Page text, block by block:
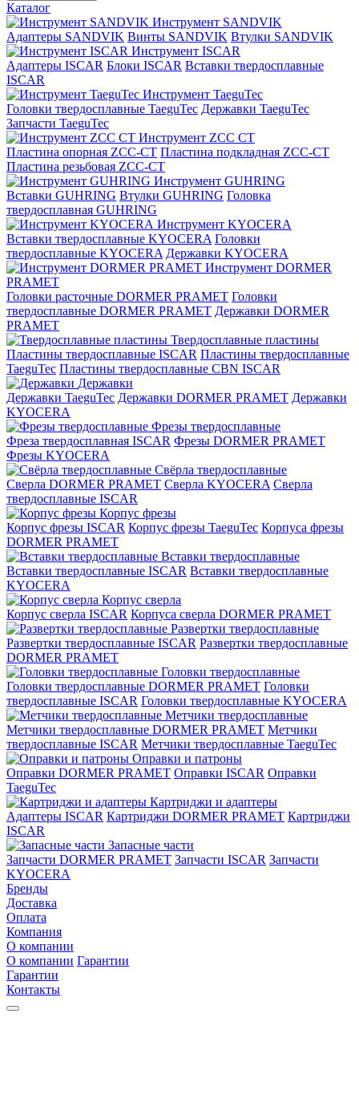
Каталог
Инструмент SANDVIK
Адаптеры SANDVIK Винты SANDVIK Втулки SANDVIK
Инструмент ISCAR
Адаптеры ISCAR Блоки ISCAR Вставки твердосплавные
ISCAR
Инструмент TaeguTec
Головки твердосплавные TaeguTec Державки TaeguTec
Запчасти TaeguTec
Инструмент ZCС CT
Пластина опорная ZCC-CT Пластина подкладная ZCC-CT
Пластина резьбовая ZCC-CT
Инструмент GUHRING
Вставки GUHRING Втулки GUHRING Головка
твердосплавная GUHRING
Инструмент KYOCERA
Вставки твердосплавные KYOCERA Головки
твердосплавные KYOCERA Державки KYOCERA
Инструмент DORMER
PRAMET
Головки расточные DORMER PRAMET Головки
твердосплавные DORMER PRAMET Державки DORMER
PRAMET
Твердосплавные пластины
Пластины твердосплавные ISCAR Пластины твердосплавные
TaeguTec Пластины твердосплавные CBN ISCAR
Державки
Державки TaeguTec Державки DORMER PRAMET Державки
KYOCERA
Фрезы твердосплавные
Фреза твердосплавная ISCAR Фрезы DORMER PRAMET
Фрезы KYOCERA
Свёрла твердосплавные
Сверла DORMER PRAMET Сверла KYOCERA Сверла
твердосплавные ISCAR
Корпус фрезы
Корпус фрезы ISCAR Корпус фрезы TaeguTec Корпуса фрезы
DORMER PRAMET
Вставки твердосплавные
Вставки твердосплавные ISCAR Вставки твердосплавные
KYOCERA
Корпус сверла
Корпус сверла ISCAR Корпуса сверла DORMER PRAMET
Развертки твердосплавные
Развертки твердосплавные ISCAR Развертки твердосплавные
DORMER PRAMET
Головки твердосплавные
Головки твердосплавные DORMER PRAMET Головки
твердосплавные ISCAR Головки твердосплавные KYOCERA
Метчики твердосплавные
Метчики твердосплавные DORMER PRAMET Метчики
твердосплавные ISCAR Метчики твердосплавные TaeguTec
Оправки и патроны
Оправки DORMER PRAMET Оправки ISCAR Оправки
TaeguTec
Картриджи и адаптеры
Адаптеры ISCAR Картриджи DORMER PRAMET Картриджи
ISCAR
Запасные части
Запчасти DORMER PRAMET Запчасти ISCAR Запчасти
KYOCERA
Бренды
Доставка
Оплата
Компания
О компании
О компании Гарантии
Гарантии
Контакты